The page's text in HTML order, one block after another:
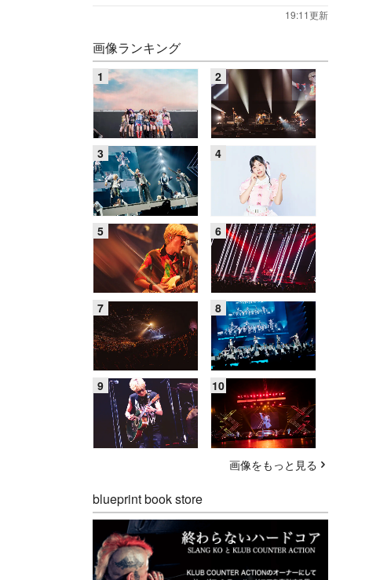
19:11更新
画像ランキング
画像をもっと見る
blueprint book store